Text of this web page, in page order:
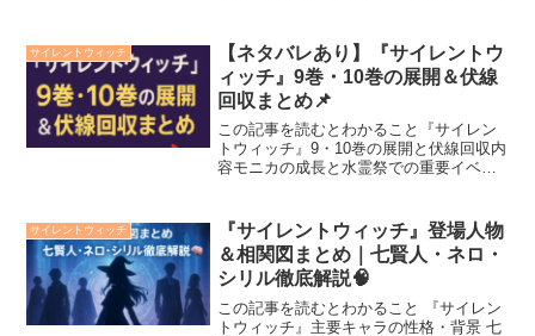
「外伝」や「Another」と呼ばれる...
サイレントウィッチ
【ネタバレあり】『サイレントウ
ィッチ』9巻・10巻の展開＆伏線
回収まとめ📌
この記事を読むとわかること『サイレン
トウィッチ』9・10巻の展開と伏線回収内
容モニカの成長と水霊祭での重要イベン
チ』の最新9・10巻では、モニカの「沈
黙」を破る重大局面...
サイレントウィッチ
『サイレントウィッチ』登場人物
＆相関図まとめ｜七賢人・ネロ・
シリル徹底解説🧠
この記事を読むとわかること 『サイレン
トウィッチ』主要キャラの性格・背景 七